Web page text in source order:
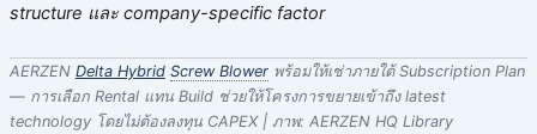
structure และ company-specific factor
AERZEN Delta Hybrid Screw Blowerพร้อมให้เช่าภายใต้ Subscription Plan
— การเลือก Rental แทน Build ช่วยให้โครงการขยายเข้าถึง latest
technology โดยไม่ต้องลงทุน CAPEX | ภาพ: AERZEN HQ Library